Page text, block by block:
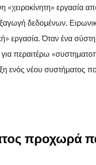
«χειροκίνητη» εργασία
δεδομένων.
εργασία. Όταν ένα
περαιτέρω
ενός νέου συστήματος
προχωρά